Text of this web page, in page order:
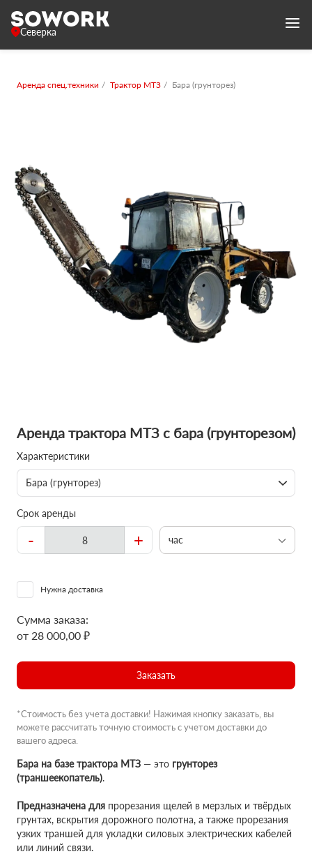
Северка
Аренда спец.техники Трактор МТЗ Бара (грунторез)
Аренда трактора МТЗ с бара (грунторезом)
Характеристики
Бара (грунторез)
Срок аренды
- + час
Нужна доставка
Сумма заказа:
от 28 000,00 ₽
Заказать
*Стоимость без учета доставки! Нажимая кнопку заказать, вы
можете рассчитать точную стоимость с учетом доставки до
вашего адреса.
Бара на базе трактора МТЗ — это грунторез
(траншеекопатель).
Предназначена для прорезания щелей в мерзлых и твёрдых
грунтах, вскрытия дорожного полотна, а также прорезания
узких траншей для укладки силовых электрических кабелей
или линий связи.